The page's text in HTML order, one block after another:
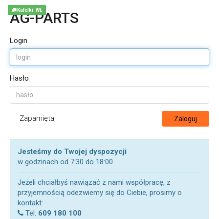
AG-PARTS
Login
Hasło
Zapamiętaj Zaloguj
Jesteśmy do Twojej dyspozycji
w godzinach od 7:30 do 18:00.
Jeżeli chciałbyś nawiązać z nami współpracę, z
przyjemnością odezwiemy się do Ciebie, prosimy o
kontakt:
Tel. 609 180 100
Kafelki: WŁ